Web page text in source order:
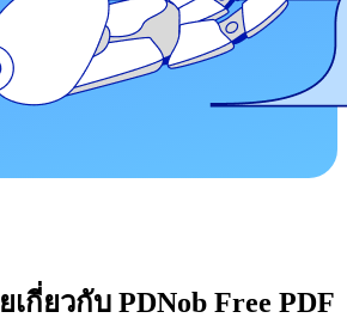
กี่ยวกับ PDNob Free PDF